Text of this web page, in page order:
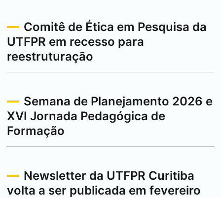
Comitê de Ética em Pesquisa da
UTFPR em recesso para
reestruturação
Semana de Planejamento 2026 e
XVI Jornada Pedagógica de
Formação
Newsletter da UTFPR Curitiba
volta a ser publicada em fevereiro